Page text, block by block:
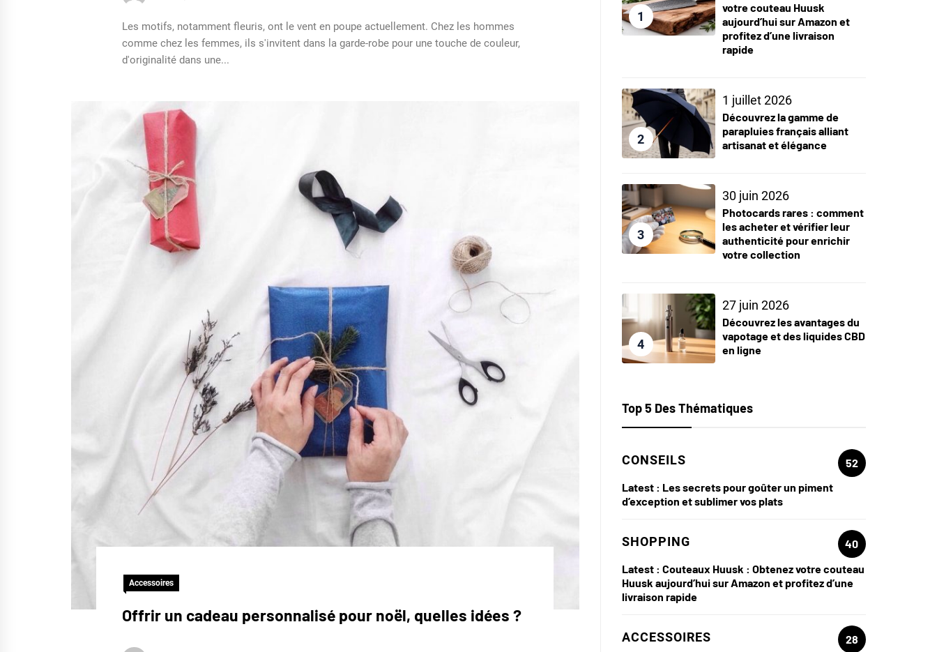
Les motifs, notamment fleuris, ont le vent en poupe actuellement. Chez les hommes
comme chez les femmes, ils s'invitent dans la garde-robe pour une touche de couleur,
d'originalité dans une...
Accessoires
Offrir un cadeau personnalisé pour noël, quelles idées ?
1
votre couteau Huusk
aujourd’hui sur Amazon et
profitez d’une livraison
rapide
2
1 juillet 2026
Découvrez la gamme de
parapluies français alliant
artisanat et élégance
3
30 juin 2026
Photocards rares : comment
les acheter et vérifier leur
authenticité pour enrichir
votre collection
4
27 juin 2026
Découvrez les avantages du
vapotage et des liquides CBD
en ligne
Top 5 Des Thématiques
CONSEILS
52
Latest : Les secrets pour goûter un piment
d’exception et sublimer vos plats
SHOPPING
40
Latest : Couteaux Huusk : Obtenez votre couteau
Huusk aujourd’hui sur Amazon et profitez d’une
livraison rapide
ACCESSOIRES
28